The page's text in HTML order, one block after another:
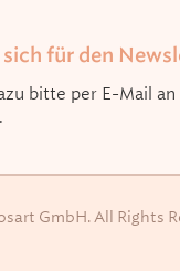
sich für den
bitte per E-Mail an
.
GmbH. All Rights